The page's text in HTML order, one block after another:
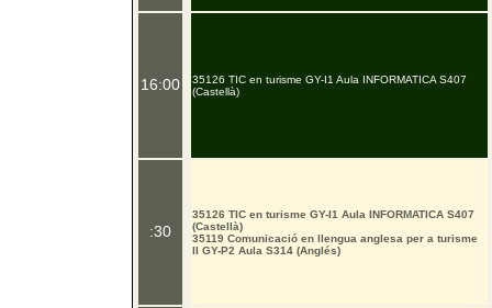
16:00
:30
35126 TIC en turisme GY-I1 Aula INFORMATICA S407
(Castellà)
35126 TIC en turisme GY-I1 Aula INFORMATICA S407
(Castellà)
35119 Comunicació en llengua anglesa per a turisme
II GY-P2 Aula S314 (Anglés)